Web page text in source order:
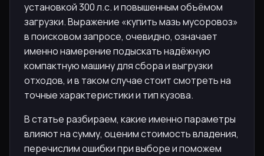
установкой 300 л.с. и повышенным объёмом
загрузки. Выражение «купить мазь мусоровоз»
в поисковом запросе, очевидно, означает
именно намерение подыскать надёжную
компактную машину для сбора и выгрузки
отходов, и в таком случае стоит смотреть на
точные характеристики и тип кузова.
В статье разбираем, какие именно параметры
влияют на сумму, оценим стоимость владения,
перечислим ошибки при выборе и поможем